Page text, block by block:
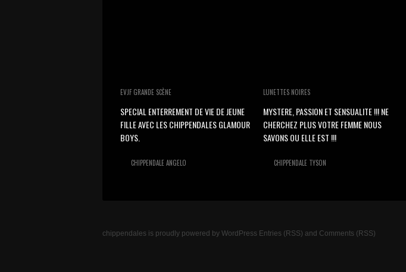
EVJF GRANDE SCÈNE
SPECIAL ENTERREMENT DE VIE DE JEUNE
FILLE AVEC LES CHIPPENDALES GLAMOUR
BOYS.
CHIPPENDALE ANGELO
LUNETTES NOIRES
MYSTERE, PASSION ET SENSUALITE !!! NE
CHERCHEZ PLUS VOTRE FEMME NOUS
SAVONS OU ELLE EST !!!
CHIPPENDALE TYSON
chippendales is proudly powered by WordPress Entries (RSS) and Comments (RSS)